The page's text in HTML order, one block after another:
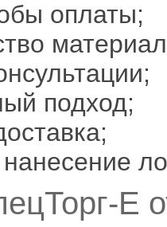
оплаты;
подход;
Е